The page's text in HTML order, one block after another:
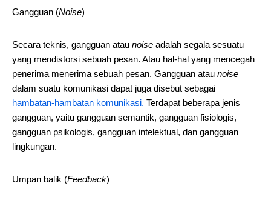
Gangguan (Noise)
Secara teknis, gangguan atau noise adalah segala sesuatu
yang mendistorsi sebuah pesan. Atau hal-hal yang mencegah
penerima menerima sebuah pesan. Gangguan atau noise
dalam suatu komunikasi dapat juga disebut sebagai
hambatan-hambatan komunikasi. Terdapat beberapa jenis
gangguan, yaitu gangguan semantik, gangguan fisiologis,
gangguan psikologis, gangguan intelektual, dan gangguan
lingkungan.
Umpan balik (Feedback)